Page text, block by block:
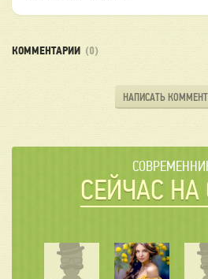
КОММЕНТАРИИ (0)
НАПИСАТЬ
СЕЙЧАС НА